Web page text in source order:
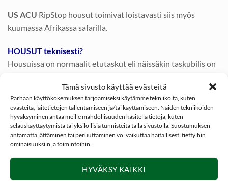
Tämä sivusto käyttää evästeitä
Parhaan käyttökokemuksen tarjoamiseksi käytämme tekniikoita, kuten
evästeitä, laitetietojen tallentamiseen ja/tai käyttämiseen. Näiden tekniikoiden
hyväksyminen antaa meille mahdollisuuden käsitellä tietoja, kuten
selauskäyttäytymistä tai yksilöllisiä tunnisteita tällä sivustolla. Suostumuksen
antamatta jättäminen tai peruuttaminen voi vaikuttaa haitallisesti tiettyihin
ominaisuuksiin ja toimintoihin.
HYVÄKSY KAIKKI
US ACU RipStop housut toimivat loistavasti siis myös
kuumassa Afrikassa safarilla.
HOUSUT teknisesti?
Housuissa on normaalit etutaskut eli näissäkin taskubilis on
niissä on Velcro-kiinnityksen lisäksi myös elastinen
nauhakiinnitys joka estää kaman ulostippumisen.
HUOM isoihin reisitaskuihin mahtuu hillitön määrä kamaa
mukaan!
Pohkeissa on pienet taskut ja ne kiinnittyvät Velcrolla.
Housujen takaa löytyy kaksi isoa takataskua jotka ovat